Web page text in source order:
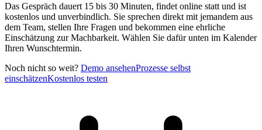
Das Gespräch dauert 15 bis 30 Minuten, findet online statt und ist
kostenlos und unverbindlich. Sie sprechen direkt mit jemandem aus
dem Team, stellen Ihre Fragen und bekommen eine ehrliche
Einschätzung zur Machbarkeit. Wählen Sie dafür unten im Kalender
Ihren Wunschtermin.
Noch nicht so weit? Demo ansehenProzesse selbst
einschätzenKostenlos testen